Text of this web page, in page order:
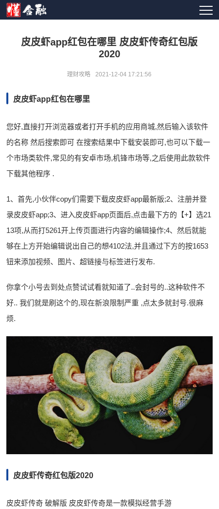
皮皮虾app红包在哪里 皮皮虾传奇红包版
2020
理财攻略 2021-12-04 17:21:56
皮皮虾app红包在哪里
您好,直接打开浏览器或者打开手机的应用商城,然后输入该软件
的名称 然后搜索即可 在搜索结果中下载安装即可,也可以下载一
个市场类软件,常见的有安卓市场,机锋市场等,之后使用此款软件
下载其他程序 .
1、首先,小伙伴copy们需要下载皮皮虾app最新版;2、注册并登
录皮皮虾app;3、进入皮皮虾app页面后,点击最下方的【+】选21
13项,从而打5261开上传页面进行内容的编辑操作;4、然后就能
够在上方开始编辑说出自己的想4102法,并且通过下方的按1653
钮来添加视频、图片、超链接与标签进行发布.
你拿个小号去到处点赞试试看就知道了..会封号的..这种软件不
好.. 我们就是刷这个的,现在新浪限制严重 ,点太多就封号.很麻
烦.
皮皮虾传奇红包版2020
皮皮虾传奇 破解版 皮皮虾传奇是一款模拟经营手游